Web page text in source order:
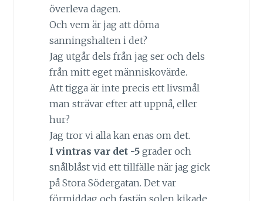
överleva dagen.
Och vem är jag att döma
sanningshalten i det?
Jag utgår dels från jag ser och dels
från mitt eget människovärde.
Att tigga är inte precis ett livsmål
man strävar efter att uppnå, eller
hur?
Jag tror vi alla kan enas om det.
I vintras var det -5grader och
snålblåst vid ett tillfälle när jag gick
på Stora Södergatan. Det var